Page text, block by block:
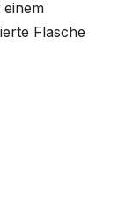
Flasche